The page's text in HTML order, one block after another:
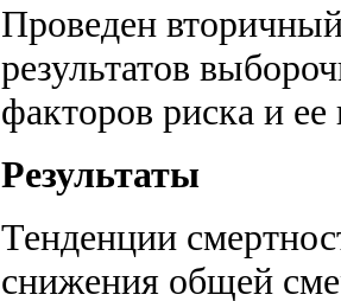
Проведен
результатов
факторов риска и
Результаты
Тенденции
снижения общей